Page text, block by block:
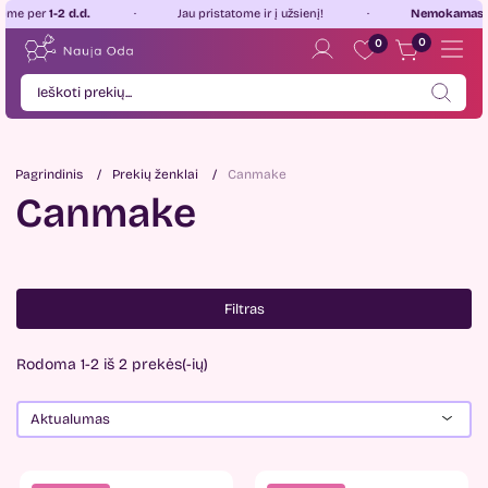
d.d. Jau pristatome ir į užsienį! Nemokamas
0 0
Pagrindinis Prekių ženklai Canmake
Canmake
Filtras
Rodoma 1-2 iš 2 prekės(-ių)
Aktualumas